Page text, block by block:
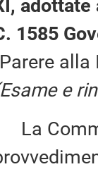
adottate
1585
alla
e
La